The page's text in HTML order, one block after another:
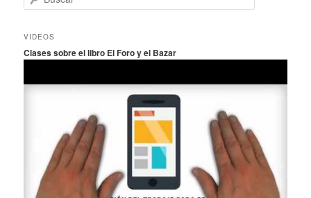
u
c
r
VIDEOS
Clases sobre el libro El Foro y el Bazar